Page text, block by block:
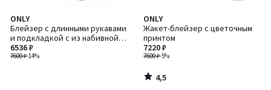
ONLY
Блейзер с длинными рукавами
и подкладкой с из набивной
ткани с рисунком под
леопарда
7600 ₽-14%
6536 ₽
ONLY
Жакет-блейзер с цветочным
принтом
7600 ₽-5%
7220 ₽
4,5
/ 5
4,5
/